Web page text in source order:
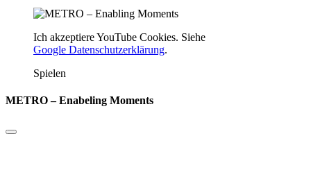
Ich akzeptiere YouTube Cookies. Siehe
Google Datenschutzerklärung.
Spielen
METRO – Enabeling Moments